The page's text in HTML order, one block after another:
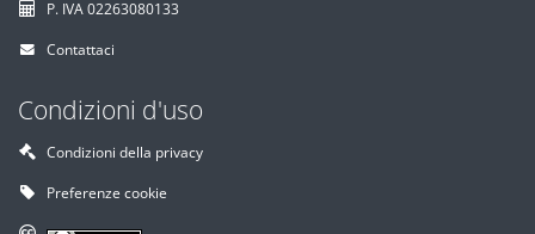
P. IVA 02263080133
Contattaci
Condizioni d'uso
Condizioni della privacy
Preferenze cookie